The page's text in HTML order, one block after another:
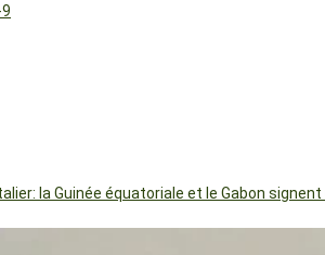
la Guinée équatoriale et le Gabon